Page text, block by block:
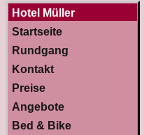
Hotel Müller
Startseite
Rundgang
Kontakt
Preise
Angebote
Bed & Bike